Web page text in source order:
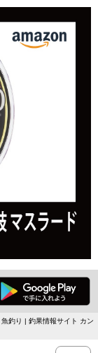
釣り | 釣果情報サイト カン